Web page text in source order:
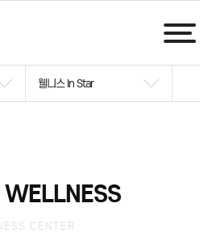
웰니스 In Star
CENTER